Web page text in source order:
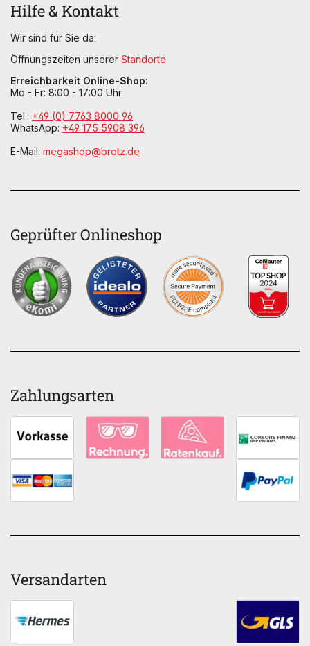
Hilfe & Kontakt
Wir sind für Sie da:
Öffnungszeiten unserer Standorte
Erreichbarkeit Online-Shop:
Mo - Fr: 8:00 - 17:00 Uhr
Tel.: +49 (0) 7763 8000 96
WhatsApp: +49 175 5908 396
E-Mail: megashop@brotz.de
Geprüfter Onlineshop
Zahlungsarten
Versandarten